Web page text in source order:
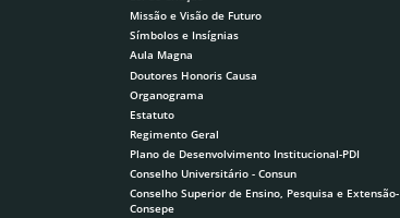
Missão e Visão de Futuro
Símbolos e Insígnias
Aula Magna
Doutores Honoris Causa
Organograma
Estatuto
Regimento Geral
Plano de Desenvolvimento Institucional-PDI
Conselho Universitário - Consun
Conselho Superior de Ensino, Pesquisa e Extensão-
Consepe